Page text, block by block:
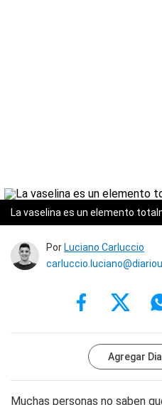
La vaselina es un elemento
Por Luciano Carluccio
Agregar
Muchas personas no saben